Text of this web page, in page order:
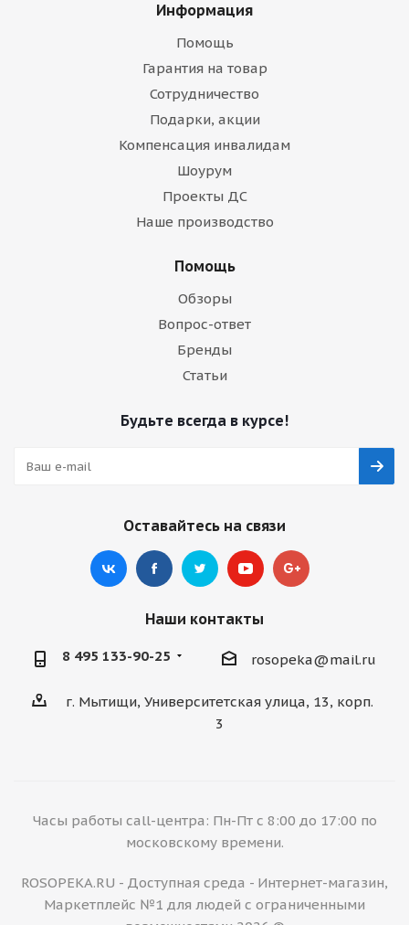
Информация
Помощь
Гарантия на товар
Сотрудничество
Подарки, акции
Компенсация инвалидам
Шоурум
Проекты ДС
Наше производство
Помощь
Обзоры
Вопрос-ответ
Бренды
Статьи
Будьте всегда в курсе!
Оставайтесь на связи
Наши контакты
8 495 133-90-25 rosopeka@mail.ru
г. Мытищи, Университетская улица, 13, корп.
3
Часы работы call-центра: Пн-Пт с 8:00 до 17:00 по
московскому времени.
ROSOPEKA.RU - Доступная среда - Интернет-магазин,
Маркетплейс №1 для людей с ограниченными